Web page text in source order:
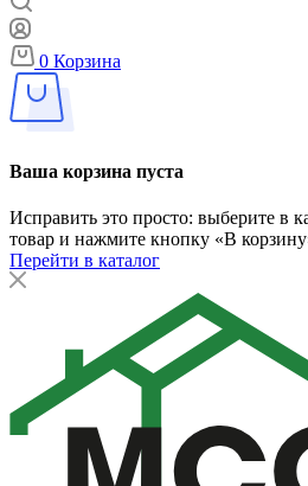
0 Корзина
Ваша корзина пуста
Исправить это просто: выберите в
товар и нажмите кнопку «В
Перейти в каталог